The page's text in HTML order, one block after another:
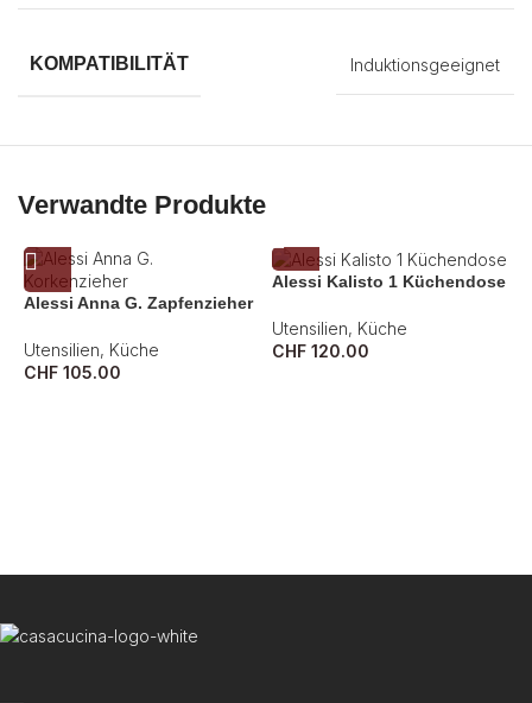
KOMPATIBILITÄT Induktionsgeeignet
Verwandte Produkte
Alessi Anna G. Zapfenzieher
Utensilien, Küche
CHF 105.00
Alessi Kalisto 1 Küchendose
Utensilien, Küche
CHF 120.00